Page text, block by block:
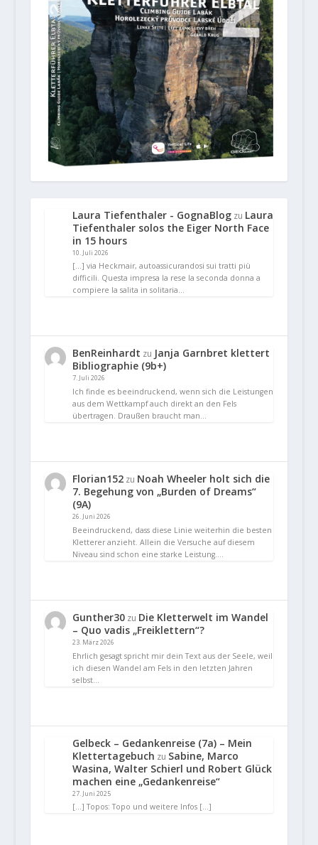
Laura Tiefenthaler - GognaBlogzu Laura
Tiefenthaler solos the Eiger North Face
in 15 hours
10. Juli 2026
[…] via Heckmair, autoassicurandosi sui tratti più
difficili. Questa impresa la rese la seconda donna a
compiere la salita in solitaria…
BenReinhardt zu Janja Garnbret klettert
Bibliographie (9b+)
7. Juli 2026
Ich finde es beeindruckend, wenn sich die Leistungen
aus dem Wettkampf auch direkt an den Fels
übertragen. Draußen braucht man…
Florian152zu Noah Wheeler holt sich die
7. Begehung von „Burden of Dreams“
(9A)
26. Juni 2026
Beeindruckend, dass diese Linie weiterhin die besten
Kletterer anzieht. Allein die Versuche auf diesem
Niveau sind schon eine starke Leistung.…
Gunther30zu Die Kletterwelt im Wandel
– Quo vadis „Freiklettern“?
23. März 2026
Ehrlich gesagt spricht mir dein Text aus der Seele, weil
ich diesen Wandel am Fels in den letzten Jahren
selbst…
Gelbeck – Gedankenreise (7a) – Mein
Klettertagebuch zu Sabine, Marco
Wasina, Walter Schierl und Robert Glück
machen eine „Gedankenreise“
27. Juni 2025
[…] Topos: Topo und weitere Infos […]